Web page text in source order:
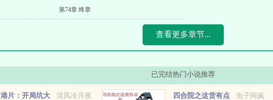
第74章 终章
查看更多章节...
已完结热门小说推荐
清风冷月夜
港片：开局坑大
虫子阿疯
四合院之这货有点